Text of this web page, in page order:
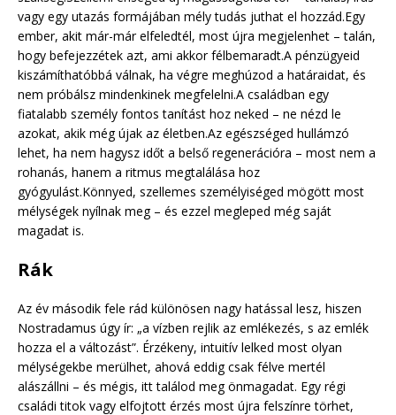
vagy egy utazás formájában mély tudás juthat el hozzád.Egy
ember, akit már-már elfeledtél, most újra megjelenhet – talán,
hogy befejezzétek azt, ami akkor félbemaradt.A pénzügyeid
kiszámíthatóbbá válnak, ha végre meghúzod a határaidat, és
nem próbálsz mindenkinek megfelelni.A családban egy
fiatalabb személy fontos tanítást hoz neked – ne nézd le
azokat, akik még újak az életben.Az egészséged hullámzó
lehet, ha nem hagysz időt a belső regenerációra – most nem a
rohanás, hanem a ritmus megtalálása hoz
gyógyulást.Könnyed, szellemes személyiséged mögött most
mélységek nyílnak meg – és ezzel megleped még saját
magadat is.
Rák
Az év második fele rád különösen nagy hatással lesz, hiszen
Nostradamus úgy ír: „a vízben rejlik az emlékezés, s az emlék
hozza el a változást”. Érzékeny, intuitív lelked most olyan
mélységekbe merülhet, ahová eddig csak félve mertél
alászállni – és mégis, itt találod meg önmagadat. Egy régi
családi titok vagy elfojtott érzés most újra felszínre törhet,